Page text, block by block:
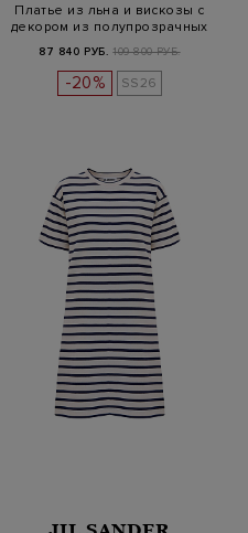
Платье из льна и вискозы с
декором из полупрозрачных
87 840 РУБ. 109 800 РУБ.
-20% SS26